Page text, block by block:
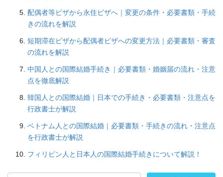
配偶者等ビザから永住ビザへ｜変更の条件・必要書類・手続
きの流れを解説
短期滞在ビザから配偶者ビザへの変更方法｜必要書類・審査
の流れを解説
中国人との国際結婚手続き｜必要書類・婚姻届の流れ・注意
点を徹底解説
韓国人との国際結婚｜日本での手続き・必要書類・注意点を
行政書士が解説
ベトナム人との国際結婚｜必要書類・手続きの流れ・注意点
を行政書士が解説
フィリピン人と日本人の国際結婚手続きについて解説！